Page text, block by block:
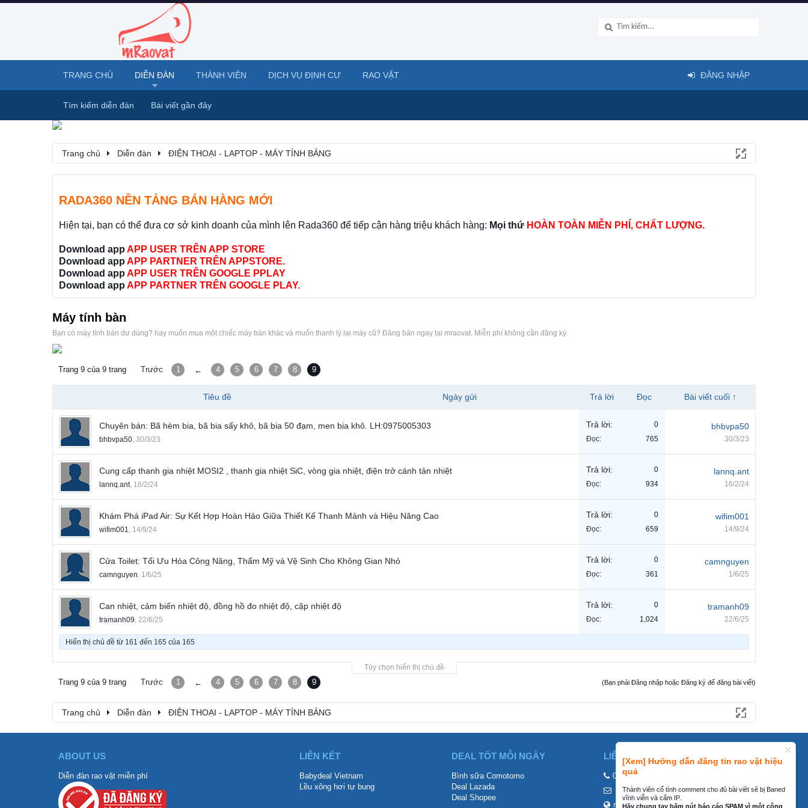
Trang chủ Diễn đàn ĐIỆN THOẠI - LAPTOP - MÁY TÍNH BẢNG
RADA360 NỀN TẢNG BÁN HÀNG MỚI
Hiện tại, bạn có thể đưa cơ sở kinh doanh của mình lên Rada360 để tiếp cận hàng triệu khách hàng: Mọi thứ HOÀN TOÀN MIỄN PHÍ, CHẤT LƯỢNG.
Download app APP USER TRÊN APP STORE
Download app APP PARTNER TRÊN APPSTORE.
Download app APP USER TRÊN GOOGLE PPLAY
Download app APP PARTNER TRÊN GOOGLE PLAY.
[Xem] Hưỡng dẫn đăng tin rao vặt hiệu
quả
Thành viên cố tình comment cho đủ bài viêt sẽ bị Baned
vĩnh viễn và cấm IP.
Hãy chung tay bấm nút báo cáo SPAM vì một cộng
Máy tính bàn
Bạn có máy tính bàn dư dùng? hay muốn mua một chiếc máy bàn khác và muốn thanh lý lại máy cũ? Đăng bán ngay tại mraovat. Miễn phí không cần đăng ký.
Trang 9 của 9 trang Trước 1 ← 4 5 6 7 8 9
Tiêu đề Ngày gửi Trả lời Đọc Bài viết cuối ↑
Chuyên bán: Bã hèm bia, bã bia sấy khô, bã bia 50 đạm, men bia khô. LH:0975005303
bhbvpa50, 30/3/23
Trả lời:
0
Đọc:
765
bhbvpa50
30/3/23
Cung cấp thanh gia nhiệt MOSI2 , thanh gia nhiệt SiC, vòng gia nhiệt, điện trở cánh tản nhiệt
lannq.ant, 16/2/24
Trả lời:
0
Đọc:
934
lannq.ant
16/2/24
Khám Phá iPad Air: Sự Kết Hợp Hoàn Hảo Giữa Thiết Kế Thanh Mảnh và Hiệu Năng Cao
wifim001, 14/9/24
Trả lời:
0
Đọc:
659
wifim001
14/9/24
Cửa Toilet: Tối Ưu Hóa Công Năng, Thẩm Mỹ và Vệ Sinh Cho Không Gian Nhỏ
camnguyen, 1/6/25
Trả lời:
0
Đọc:
361
camnguyen
1/6/25
Can nhiệt, cảm biến nhiệt độ, đồng hồ đo nhiệt độ, cặp nhiệt độ
tramanh09, 22/6/25
Trả lời:
0
Đọc:
1,024
tramanh09
22/6/25
Hiển thị chủ đề từ 161 đến 165 của 165
Tùy chọn hiển thị chủ đề
(Bạn phải Đăng nhập hoặc Đăng ký để đăng bài viết)
Trang 9 của 9 trang Trước 1 ← 4 5 6 7 8 9
Trang chủ Diễn đàn ĐIỆN THOẠI - LAPTOP - MÁY TÍNH BẢNG
TRANG CHỦ DIỄN ĐÀN
Tìm kiếm diễn đàn Bài viết gần đây
THÀNH VIÊN DỊCH VỤ ĐỊNH CƯ RAO VẶT ĐĂNG NHẬP
ABOUT US
Diễn đàn rao vặt miễn phí
LIÊN KẾT
Babydeal Vietnam
Lều xông hơi tự bung
DEAL TỐT MỖI NGÀY
Bình sữa Comotomo
Deal Lazada
Deal Shopee
LIÊN HỆ
0858002468
contact@mraovat.vn
mraovat.vn